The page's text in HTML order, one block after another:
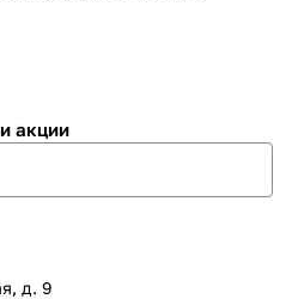
акции
д. 9